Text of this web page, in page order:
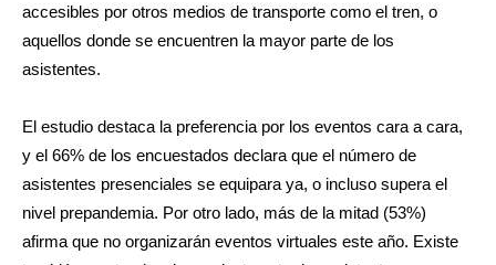
accesibles por otros medios de transporte como el tren, o
aquellos donde se encuentren la mayor parte de los
asistentes.
El estudio destaca la preferencia por los eventos cara a cara,
y el 66% de los encuestados declara que el número de
asistentes presenciales se equipara ya, o incluso supera el
nivel prepandemia. Por otro lado, más de la mitad (53%)
afirma que no organizarán eventos virtuales este año. Existe